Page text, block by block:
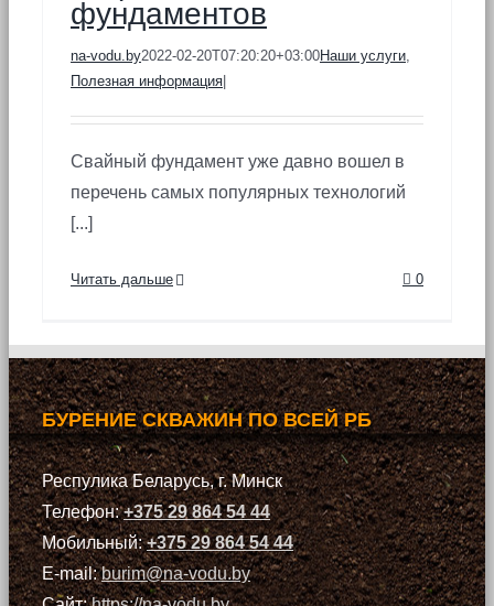
фундаментов
na-vodu.by2022-02-20T07:20:20+03:00Наши услуги,
Полезная информация
Свайный фундамент уже давно вошел в
перечень самых популярных технологий
[...]
Читать дальше 0
БУРЕНИЕ СКВАЖИН ПО ВСЕЙ РБ
Респулика Беларусь, г. Минск
Телефон:+375 29 864 54 44
Мобильный:+375 29 864 54 44
E-mail:burim@na-vodu.by